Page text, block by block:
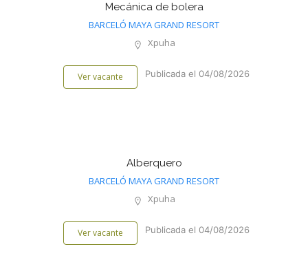
Mecánica de bolera
BARCELÓ MAYA GRAND RESORT
Xpuha
Ver vacante Publicada el 04/08/2026
Alberquero
BARCELÓ MAYA GRAND RESORT
Xpuha
Ver vacante Publicada el 04/08/2026